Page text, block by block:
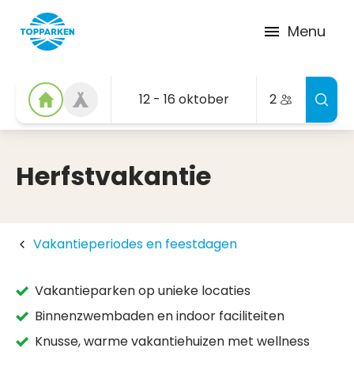
Menu
12 - 16 oktober 2
Herfstvakantie
Vakantieperiodes en feestdagen
Vakantieparken op unieke locaties
Binnenzwembaden en indoor faciliteiten
Knusse, warme vakantiehuizen met wellness